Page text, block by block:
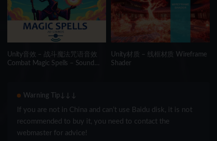
Unity音效 – 战斗魔法咒语音效
Combat Magic Spells – Sound
Unity材质 – 线框材质 Wireframe
Shader
Warning Tip↓↓↓
If you are not in China and can’t use Baidu disk, it is not
recommended to buy it, you need to contact the
webmaster for advice!